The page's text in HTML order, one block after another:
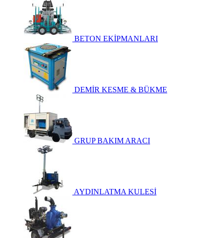
BETON EKİPMANLARI
DEMİR KESME & BÜKME
GRUP BAKIM ARACI
AYDINLATMA KULESİ